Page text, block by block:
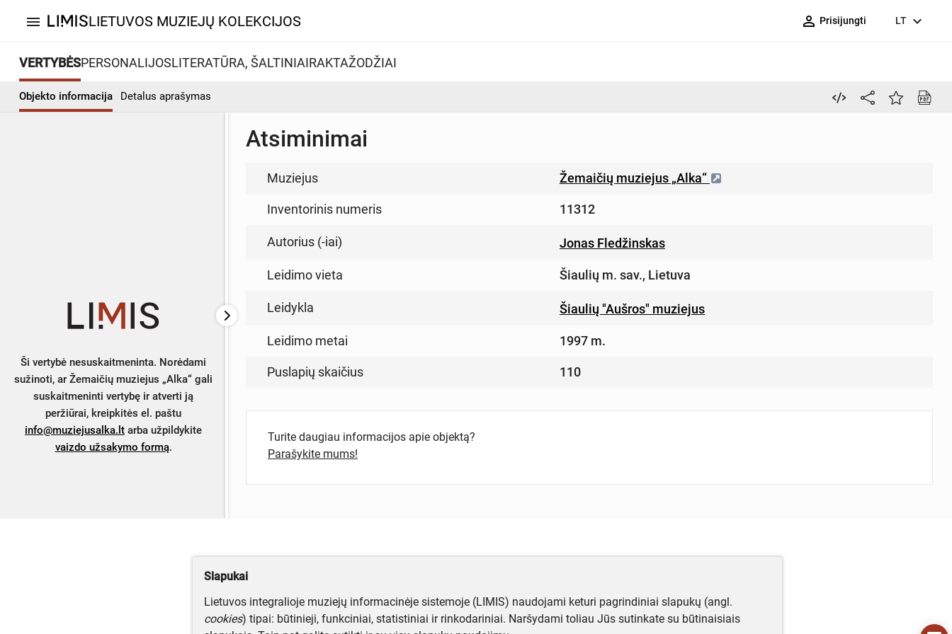
menu LIETUVOS MUZIEJŲ KOLEKCIJOS person_outline Prisijungti LT expand_more
VERTYBĖSPERSONALIJOSLITERATŪRA, ŠALTINIAIRAKTAŽODŽIAI
Objekto informacija Detalus aprašymas
Ši vertybė nesuskaitmeninta. Norėdami
sužinoti, ar Žemaičių muziejus „Alka“ gali
suskaitmeninti vertybę ir atverti ją
peržiūrai, kreipkitės el. paštu
info@muziejusalka.lt arba užpildykite
vaizdo užsakymo formą.
Atsiminimai
Muziejus Žemaičių muziejus „Alka“
Inventorinis numeris 11312
Autorius (-iai) Jonas Fledžinskas
Leidimo vieta Šiaulių m. sav., Lietuva
Leidykla Šiaulių "Aušros" muziejus
Leidimo metai 1997 m.
Puslapių skaičius 110
Turite daugiau informacijos apie objektą?
Parašykite mums!
Slapukai
Lietuvos integralioje muziejų informacinėje sistemoje (LIMIS) naudojami keturi pagrindiniai slapukų (angl.
cookies) tipai: būtinieji, funkciniai, statistiniai ir rinkodariniai. Naršydami toliau Jūs sutinkate su būtinaisiais